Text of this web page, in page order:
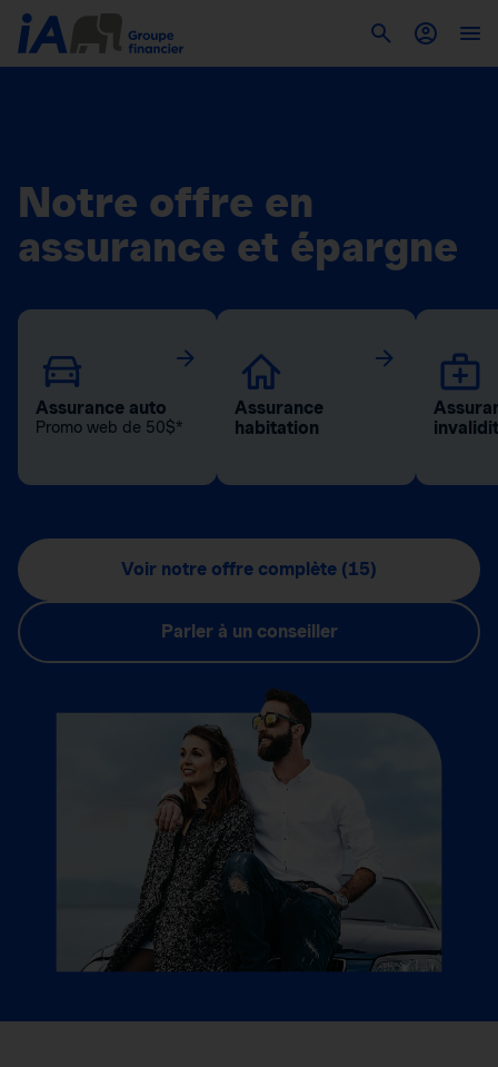
Notre offre en
assurance et épargne
Assurance auto
Promo web de 50$*
Assurance
habitation
Voir notre offre complète (15)
Parler à un conseiller